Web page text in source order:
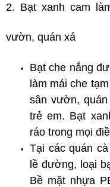
2. Bạt xanh cam
vườn, quán xá
Bạt che nắng
làm mái che
sân vườn,
trẻ em. Bạt
ráo trong mọi
Tại các quán
lề đường, loại
Bề mặt nhựa